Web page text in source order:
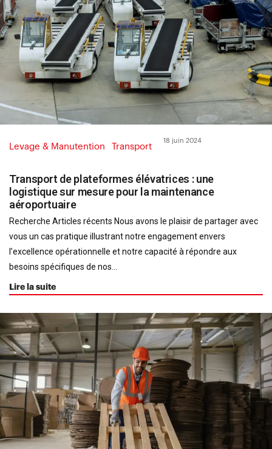
Levage & Manutention Transport
Transport de plateformes élévatrices : une
logistique sur mesure pour la maintenance
aéroportuaire
18 juin 2024
Recherche Articles récents Nous avons le plaisir de partager avec
vous un cas pratique illustrant notre engagement envers
l’excellence opérationnelle et notre capacité à répondre aux
besoins spécifiques de nos...
Lire la suite